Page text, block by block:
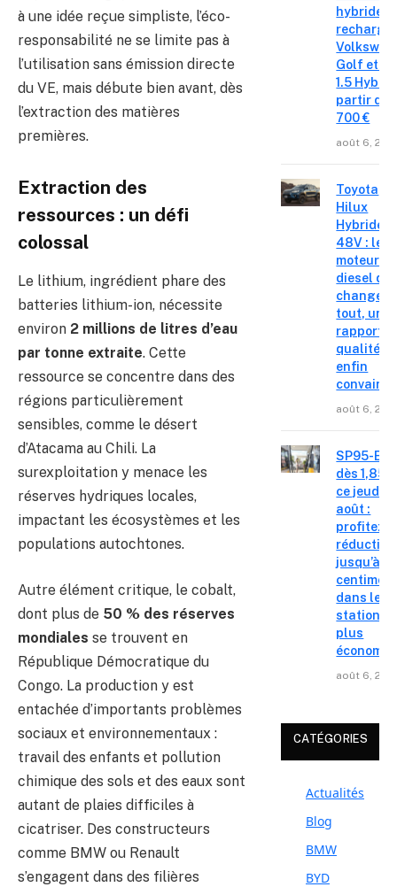
à une idée reçue simpliste, l’éco-
responsabilité ne se limite pas à
l’utilisation sans émission directe
du VE, mais débute bien avant, dès
l’extraction des matières
premières.
Extraction des
ressources : un défi
colossal
Le lithium, ingrédient phare des
batteries lithium-ion, nécessite
environ 2 millions de litres d’eau
par tonne extraite. Cette
ressource se concentre dans des
régions particulièrement
sensibles, comme le désert
d’Atacama au Chili. La
surexploitation y menace les
réserves hydriques locales,
impactant les écosystèmes et les
populations autochtones.
Autre élément critique, le cobalt,
dont plus de 50 % des réserves
mondiales se trouvent en
République Démocratique du
Congo. La production y est
entachée d’importants problèmes
sociaux et environnementaux :
travail des enfants et pollution
chimique des sols et des eaux sont
autant de plaies difficiles à
cicatriser. Des constructeurs
comme BMW ou Renault
s’engagent dans des filières
hybrides
Golf et T-
1.5 Hybrid
partir de
700 €
août 6,
Toyota
Hilux
Hybride
48V : le
moteur
diesel qui
change
tout, un
rapport
qualité-
enfin
août 6,
SP95-E10
dès 1,85
ce jeudi 6
août :
profitez
jusqu’à 15
centimes
dans les
stations
plus
août 6,
CATÉGORIES
Actualités
Blog
BMW
BYD